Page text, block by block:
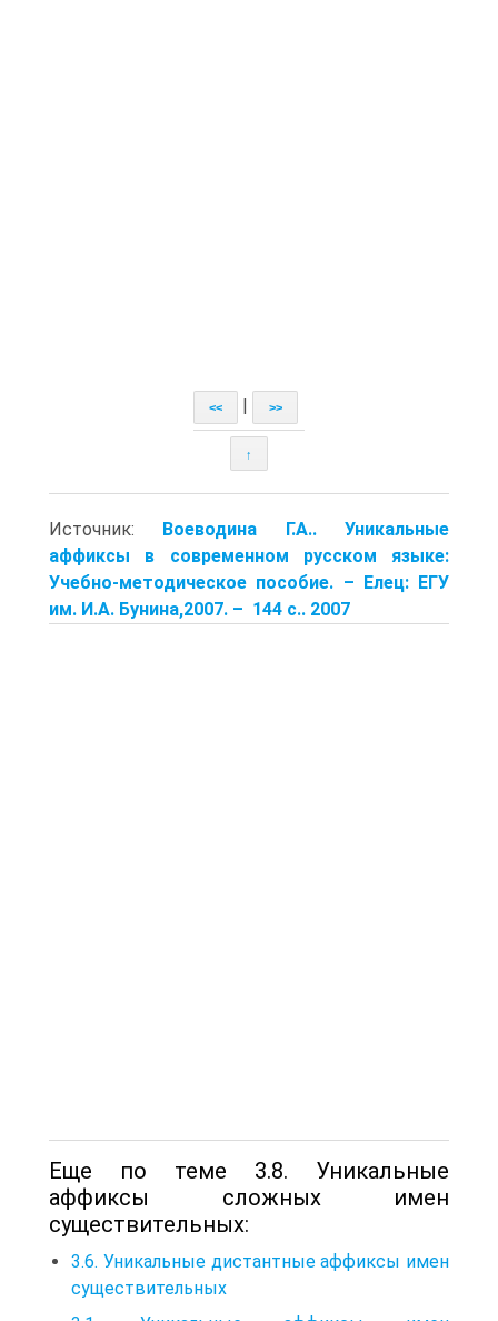
<< >>
↑
Источник: Воеводина Г.А.. Уникальные
аффиксы в современном русском языке:
Учебно-методическое пособие. – Елец: ЕГУ
им. И.А. Бунина,2007. – 144 с.. 2007
Еще по теме 3.8. Уникальные
аффиксы сложных имен
существительных:
3.6. Уникальные дистантные аффиксы имен
существительных